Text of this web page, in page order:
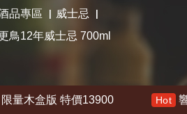
品專區
威士忌
鳥12年威士忌 700ml
盒版 特價13900 響 30